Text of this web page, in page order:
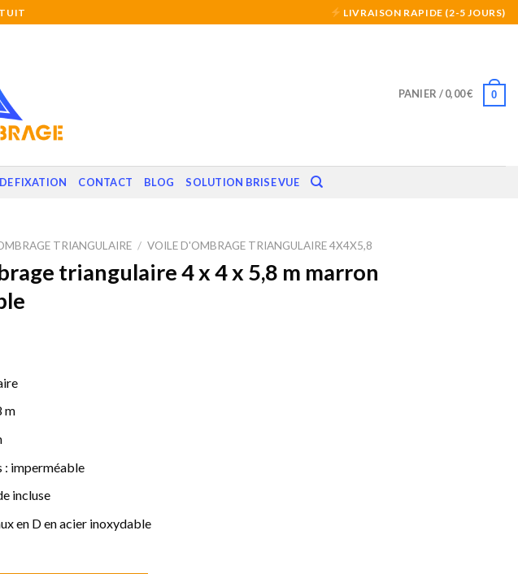
LIVRAISON RAPIDE (2-5 JOURS)
PANIER /0,00€ 0
FIXATION CONTACT BLOG SOLUTION BRISE VUE
TRIANGULAIRE / VOILE D'OMBRAGE TRIANGULAIRE 4X4X5,8
triangulaire 4 x 4 x 5,8 m marron
m
: imperméable
incluse
en D en acier inoxydable